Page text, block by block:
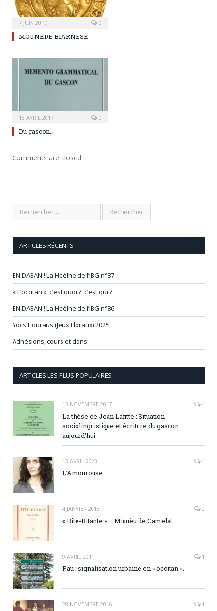
7 JUIN 2017 0
MOUNEDE BIARNESE
13 AVRIL 2017 0
Du gascon…
Comments are closed.
ARTICLES RÉCENTS
EN DABAN ! La Hoélhe de l’IBG n°87
« L’occitan », c’est quoi ?, c’est qui ?
EN DABAN ! La Hoélhe de l’IBG n°86
Yocs Flouraus (Jeux Floraux) 2025
Adhésions, cours et dons
ARTICLES LES PLUS POPULAIRES
13 NOVEMBRE 2017 4
La thèse de Jean Lafitte : Situation
sociolinguistique et écriture du gascon
aujourd’hui
13 AVRIL 2023 4
L’Amourousè
4 JANVIER 2013 2
« Bite-Bitante » – Miquèu de Camelat
9 AVRIL 2011 1
Pau : signalisation urbaine en « occitan ».
28 NOVEMBRE 2016 1